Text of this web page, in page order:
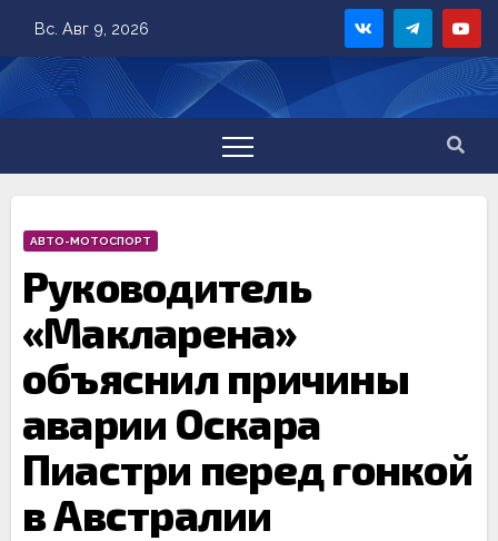
content
Вс. Авг 9, 2026
АВТО-МОТОСПОРТ
Руководитель
«Макларена»
объяснил причины
аварии Оскара
Пиастри перед гонкой
в Австралии